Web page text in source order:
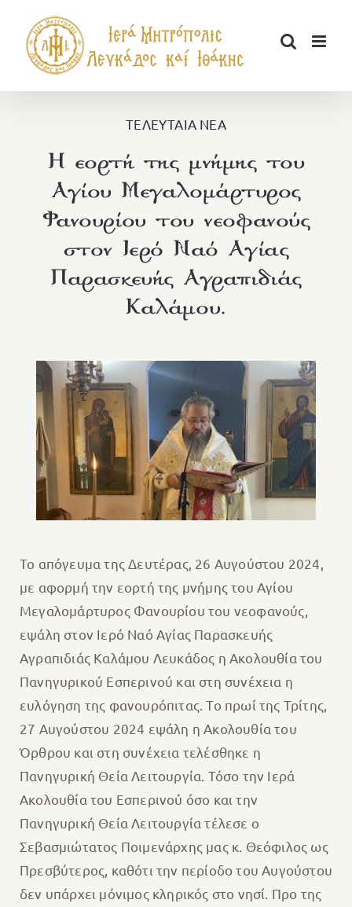
περιεχόμενο
ΤΕΛΕΥΤΑΙΑ ΝΕΑ
Η εορτή της μνήμης του
Αγίου Μεγαλομάρτυρος
Φανουρίου του νεοφανούς
στον Ιερό Ναό Αγίας
Παρασκευής Αγραπιδιάς
Καλάμου.
Το απόγευμα της Δευτέρας, 26 Αυγούστου 2024,
με αφορμή την εορτή της μνήμης του Αγίου
Μεγαλομάρτυρος Φανουρίου του νεοφανούς,
εψάλη στον Ιερό Ναό Αγίας Παρασκευής
Αγραπιδιάς Καλάμου Λευκάδος η Ακολουθία του
Πανηγυρικού Εσπερινού και στη συνέχεια η
ευλόγηση της φανουρόπιτας. Το πρωί της Τρίτης,
27 Αυγούστου 2024 εψάλη η Ακολουθία του
Όρθρου και στη συνέχεια τελέσθηκε η
Πανηγυρική Θεία Λειτουργία. Τόσο την Ιερά
Ακολουθία του Εσπερινού όσο και την
Πανηγυρική Θεία Λειτουργία τέλεσε ο
Σεβασμιώτατος Ποιμενάρχης μας κ. Θεόφιλος ως
Πρεσβύτερος, καθότι την περίοδο του Αυγούστου
δεν υπάρχει μόνιμος κληρικός στο νησί. Προ της